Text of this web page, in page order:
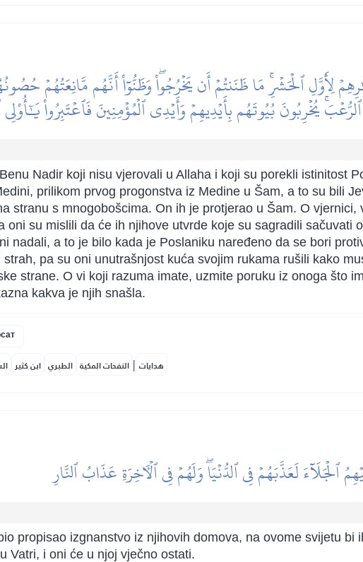
ٱلۡحَشۡرِۚ مَا ظَنَنتُمۡ أَن يَخۡرُجُواْۖ وَظَنُّوٓاْ أَنَّهُم مَّانِعَتُهُمۡ
يُخۡرِبُونَ بُيُوتَهُم بِأَيۡدِيهِمۡ وَأَيۡدِي ٱلۡمُؤۡمِنِينَ فَٱعۡتَبِرُواْ
Nadir koji nisu vjerovali u Allaha i koji su porekli istinitost
prilikom prvog progonstva iz Medine u Šam, a to su bili
stranu s mnogobošcima. On ih je protjerao u Šam. O
oni su mislili da će ih njihove utvrde koje su sagradili sačuvati
nadali, a to je bilo kada je Poslaniku naređeno da se bori
pa su oni unutrašnjost kuća svojim rukama rušili kako
strane. O vi koji razuma imate, uzmite poruku iz onoga što
kakva je njih snašla.
ابن كثير الطبري النفحات المكية | هدايات
ٱلۡجَلَآءَ لَعَذَّبَهُمۡ فِي ٱلدُّنۡيَاۖ وَلَهُمۡ فِي ٱلۡأٓخِرَةِ عَذَابُ ٱلنَّارِ
propisao izgnanstvo iz njihovih domova, na ovome svijetu
Vatri, i oni će u njoj vječno ostati.